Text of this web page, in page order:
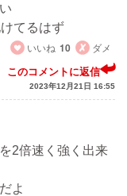
てるはず
いいね 10 ダメ
このコメントに返信
2023年12月21日 16:55
2倍速く強く出来
よ